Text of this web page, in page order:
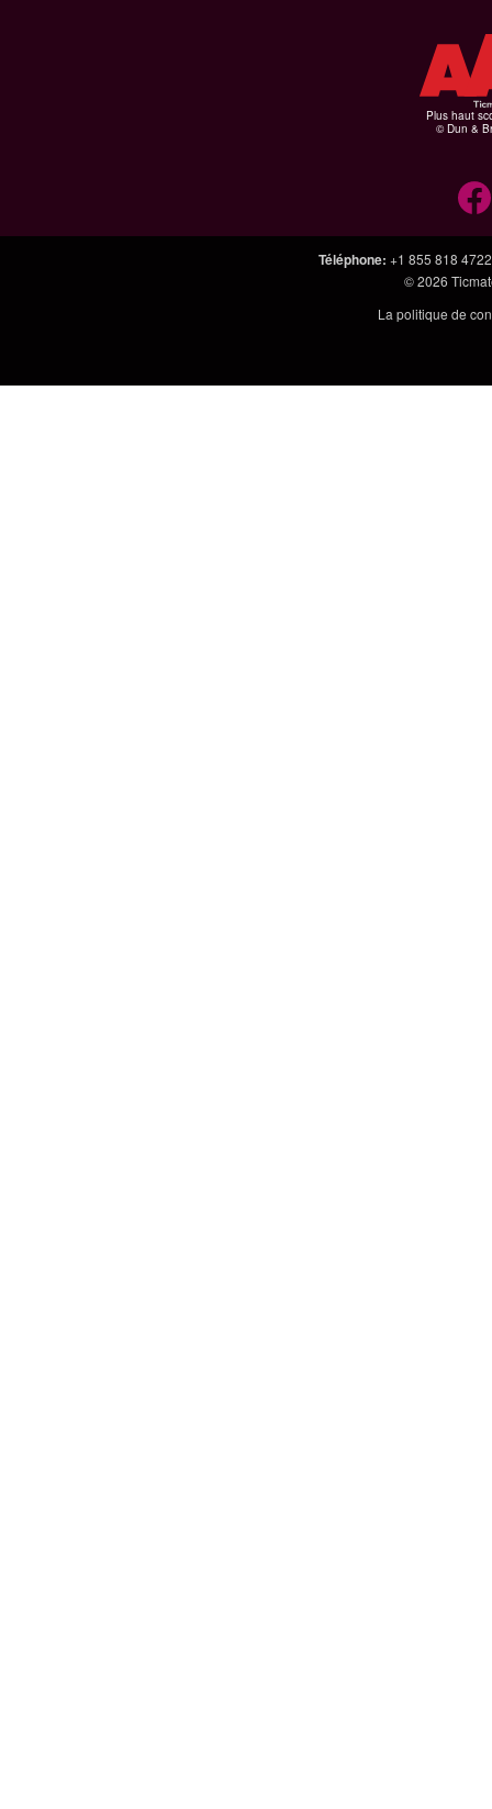
Plus haut
© Dun &
Téléphone: +1 855 818 4722
© 2026
La politique de